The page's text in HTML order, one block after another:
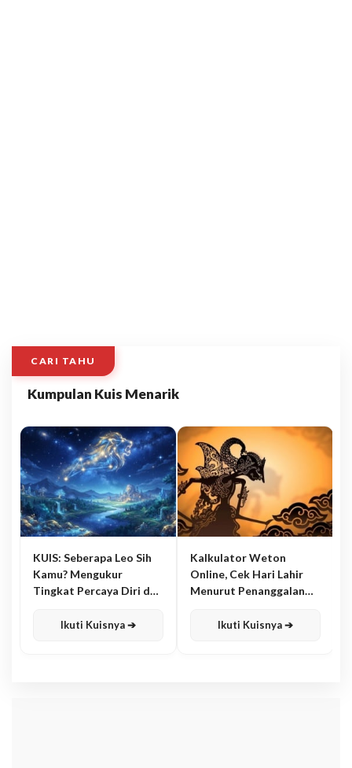
CARI TAHU
Kumpulan Kuis Menarik
KUIS: Seberapa Leo Sih
Kamu? Mengukur
Tingkat Percaya Diri dan
Ikuti Kuisnya ➔
Kalkulator Weton
Online, Cek Hari Lahir
Menurut Penanggalan
Ikuti Kuisnya ➔